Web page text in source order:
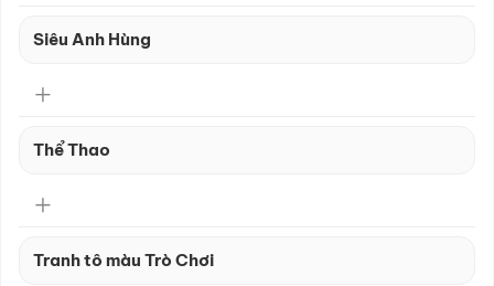
Siêu Anh Hùng
Thể Thao
Tranh tô màu Trò Chơi